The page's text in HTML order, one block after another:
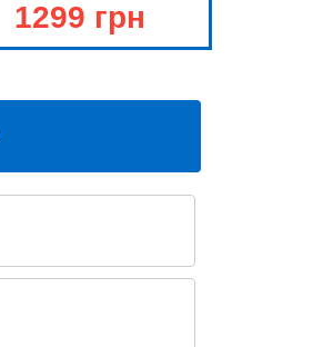
1299 грн